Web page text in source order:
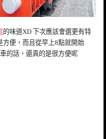
的味道XD 下次應該會選更有特
便，而且從早上8點就開始
的話，還真的是很方便呢